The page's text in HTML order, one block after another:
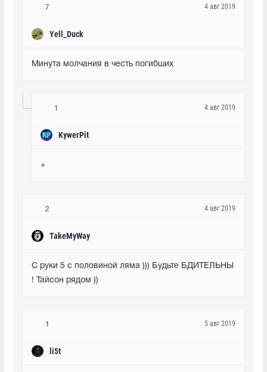
7
Yell_Duck
4 авг 2019
Минута молчания в честь погибших
1
KywerPit
4 авг 2019
+
2
TakeMyWay
4 авг 2019
С руки 5 с половиной ляма ))) Будьте БДИТЕЛЬНЫ
! Тайсон рядом ))
1
li5t
5 авг 2019